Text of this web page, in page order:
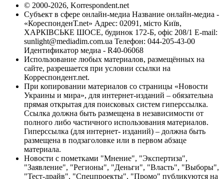
© 2000-2026, Korrespondent.net
Субъект в сфере онлайн-медиа Название онлайн-медиа -
«КореспонденТ.net» Адрес: 02091, місто Київ,
ХАРКІВСЬКЕ ШОСЕ, будинок 172-Б, офіс 208/1 E-mail:
sunlight@mediadim.com.ua Телефон: 044-205-43-00
Идентификатор медиа - R40-06068
Использование любых материалов, размещённых на
сайте, разрешается при условии ссылки на
Корреспондент.net.
При копировании материалов со страницы «Новости
Украины и мира», для интернет-изданий – обязательна
прямая открытая для поисковых систем гиперссылка.
Ссылка должна быть размещена в независимости от
полного либо частичного использования материалов.
Гиперссылка (для интернет- изданий) – должна быть
размещена в подзаголовке или в первом абзаце
материала.
Новости с пометками "Мнение", "Экспертиза",
"Заявление", "Регионы", "Деньги", "Власть", "Выборы",
"Тест-драйв", "Спецпроекты", "Промо" публикуются на